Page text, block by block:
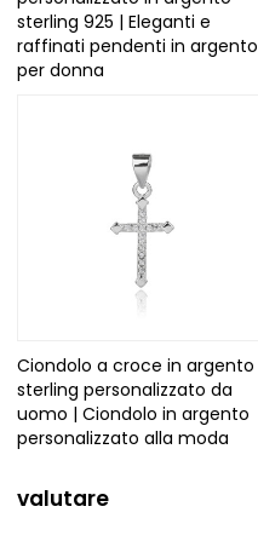
sterling 925 | Eleganti e
raffinati pendenti in argento
per donna
Ciondolo a croce in argento
sterling personalizzato da
uomo | Ciondolo in argento
personalizzato alla moda
valutare